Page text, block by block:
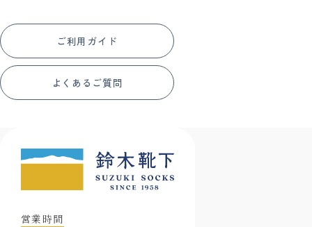
ご利用ガイド
よくあるご質問
営業時間